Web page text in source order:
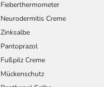
Fieberthermometer
Neurodermitis Creme
Zinksalbe
Pantoprazol
Fußpilz Creme
Mückenschutz